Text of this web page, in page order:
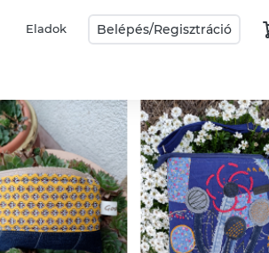
Eladok Belépés/Regisztráció